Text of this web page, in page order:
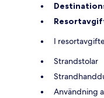
I
Strandstolar
Användning